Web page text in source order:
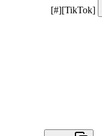
[#][TikTok]